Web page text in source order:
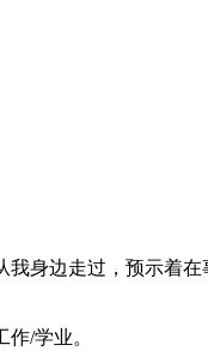
身边走过，预示着
/学业。